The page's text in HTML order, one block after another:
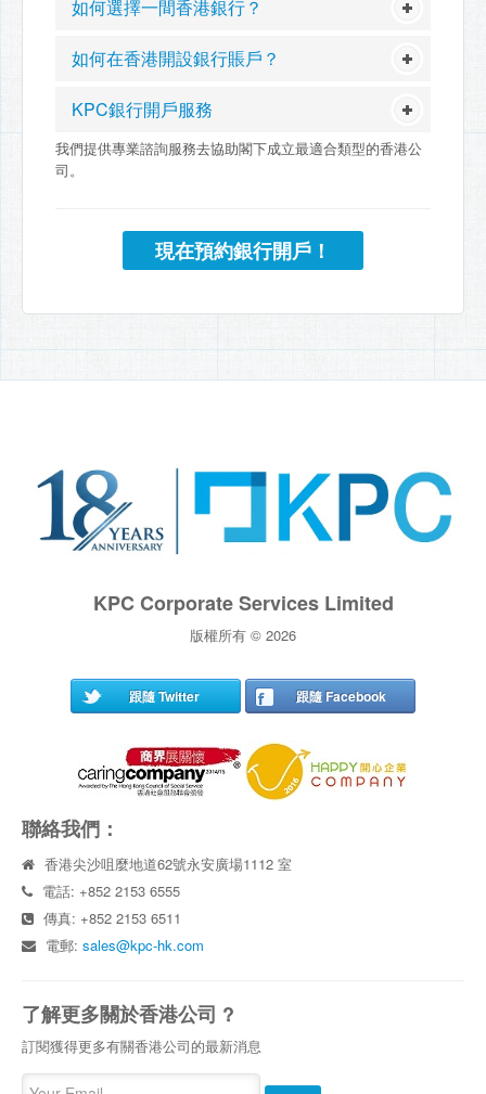
如何選擇一間香港銀行？
如何在香港開設銀行賬戶？
KPC銀行開戶服務
我們提供專業諮詢服務去協助閣下成立最適合類型的香港公
司。
現在預約銀行開戶！
KPC Corporate Services Limited
版權所有 © 2026
跟隨 Twitter 跟隨 Facebook
聯絡我們：
香港尖沙咀麼地道62號永安廣場1112 室
電話: +852 2153 6555
傳真: +852 2153 6511
電郵:sales@kpc-hk.com
了解更多關於香港公司 ?
訂閱獲得更多有關香港公司的最新消息